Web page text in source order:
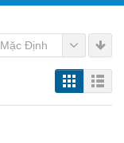
Mặc Định